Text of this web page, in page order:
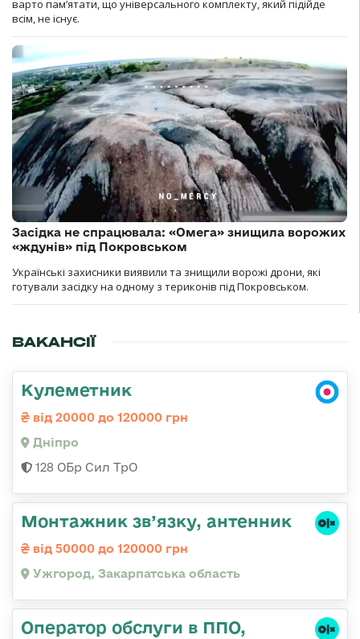
варто пам’ятати, що універсального комплекту, який підійде
всім, не існує.
Засідка не спрацювала: «Омега» знищила ворожих
«ждунів» під Покровськом
Українські захисники виявили та знищили ворожі дрони, які
готували засідку на одному з териконів під Покровськом.
ВАКАНСІЇ
Кулеметник
від 20000 до 120000 грн
Дніпро
128 ОБр Сил ТрО
Монтажник зв’язку, антенник
від 50000 до 120000 грн
Ужгород, Закарпатська область
Оператор обслуги в ППО,